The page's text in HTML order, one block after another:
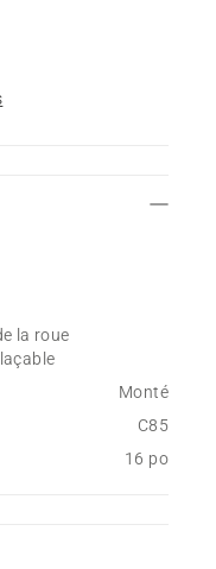
la roue
Monté
C85
16 po